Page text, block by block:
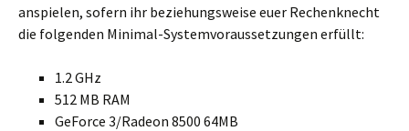
anspielen, sofern ihr beziehungsweise euer Rechenknecht
die folgenden Minimal-Systemvoraussetzungen erfüllt:
1.2 GHz
512 MB RAM
GeForce 3/Radeon 8500 64MB